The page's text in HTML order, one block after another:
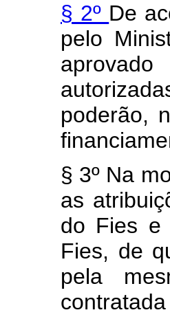
§ 2º De
pelo
poderão,
§ 3º Na
as
do Fies e
Fies, de
pela